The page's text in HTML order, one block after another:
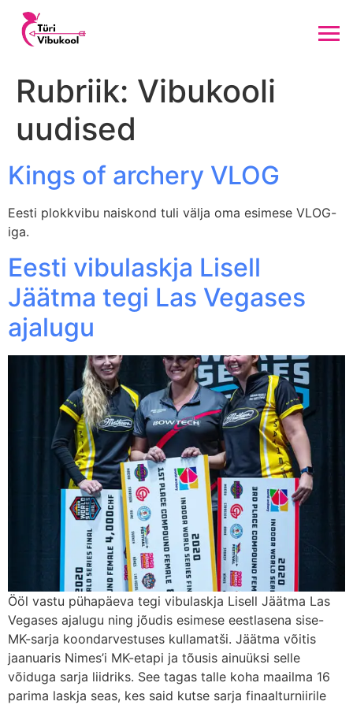
Rubriik: Vibukooli
uudised
Kings of archery VLOG
Eesti plokkvibu naiskond tuli välja oma esimese VLOG-
iga.
Eesti vibulaskja Lisell
Jäätma tegi Las Vegases
ajalugu
Ööl vastu pühapäeva tegi vibulaskja Lisell Jäätma Las
Vegases ajalugu ning jõudis esimese eestlasena sise-
MK-sarja koondarvestuses kullamatši. Jäätma võitis
jaanuaris Nimes’i MK-etapi ja tõusis ainuüksi selle
võiduga sarja liidriks. See tagas talle koha maailma 16
parima laskja seas, kes said kutse sarja finaalturniirile